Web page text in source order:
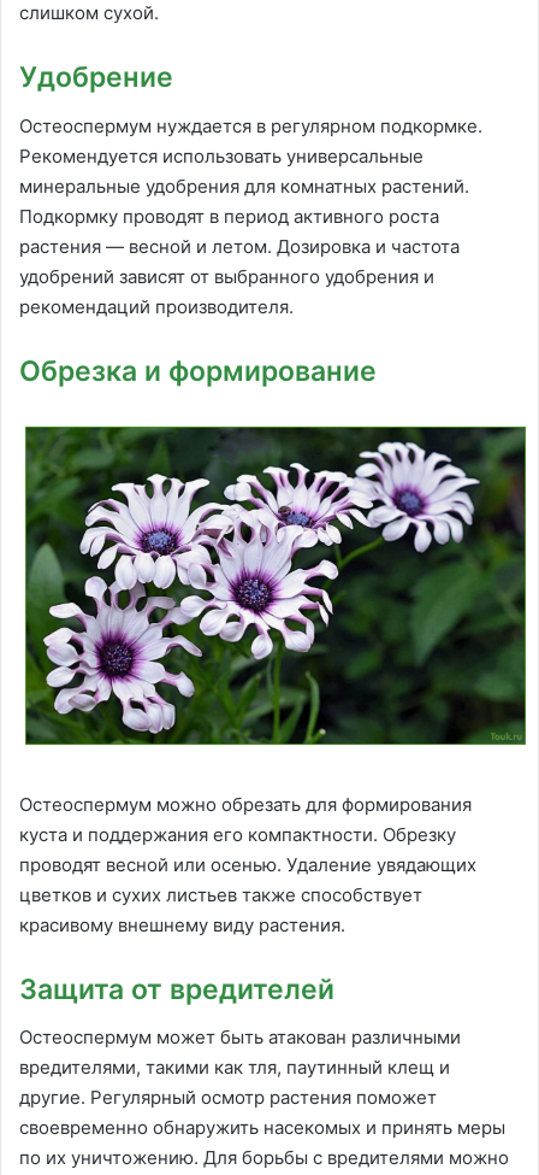
слишком сухой.
Удобрение
Остеоспермум нуждается в регулярном подкормке.
Рекомендуется использовать универсальные
минеральные удобрения для комнатных растений.
Подкормку проводят в период активного роста
растения — весной и летом. Дозировка и частота
удобрений зависят от выбранного удобрения и
рекомендаций производителя.
Обрезка и формирование
Остеоспермум можно обрезать для формирования
куста и поддержания его компактности. Обрезку
проводят весной или осенью. Удаление увядающих
цветков и сухих листьев также способствует
красивому внешнему виду растения.
Защита от вредителей
Остеоспермум может быть атакован различными
вредителями, такими как тля, паутинный клещ и
другие. Регулярный осмотр растения поможет
своевременно обнаружить насекомых и принять меры
по их уничтожению. Для борьбы с вредителями можно